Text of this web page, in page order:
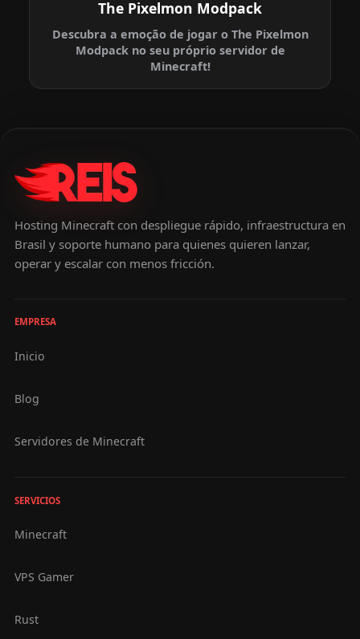
The Pixelmon Modpack
Descubra a emoção de jogar o The Pixelmon
Modpack no seu próprio servidor de
Minecraft!
Hosting Minecraft con despliegue rápido, infraestructura en
Brasil y soporte humano para quienes quieren lanzar,
operar y escalar con menos fricción.
EMPRESA
Inicio
Blog
Servidores de Minecraft
SERVICIOS
Minecraft
VPS Gamer
Rust